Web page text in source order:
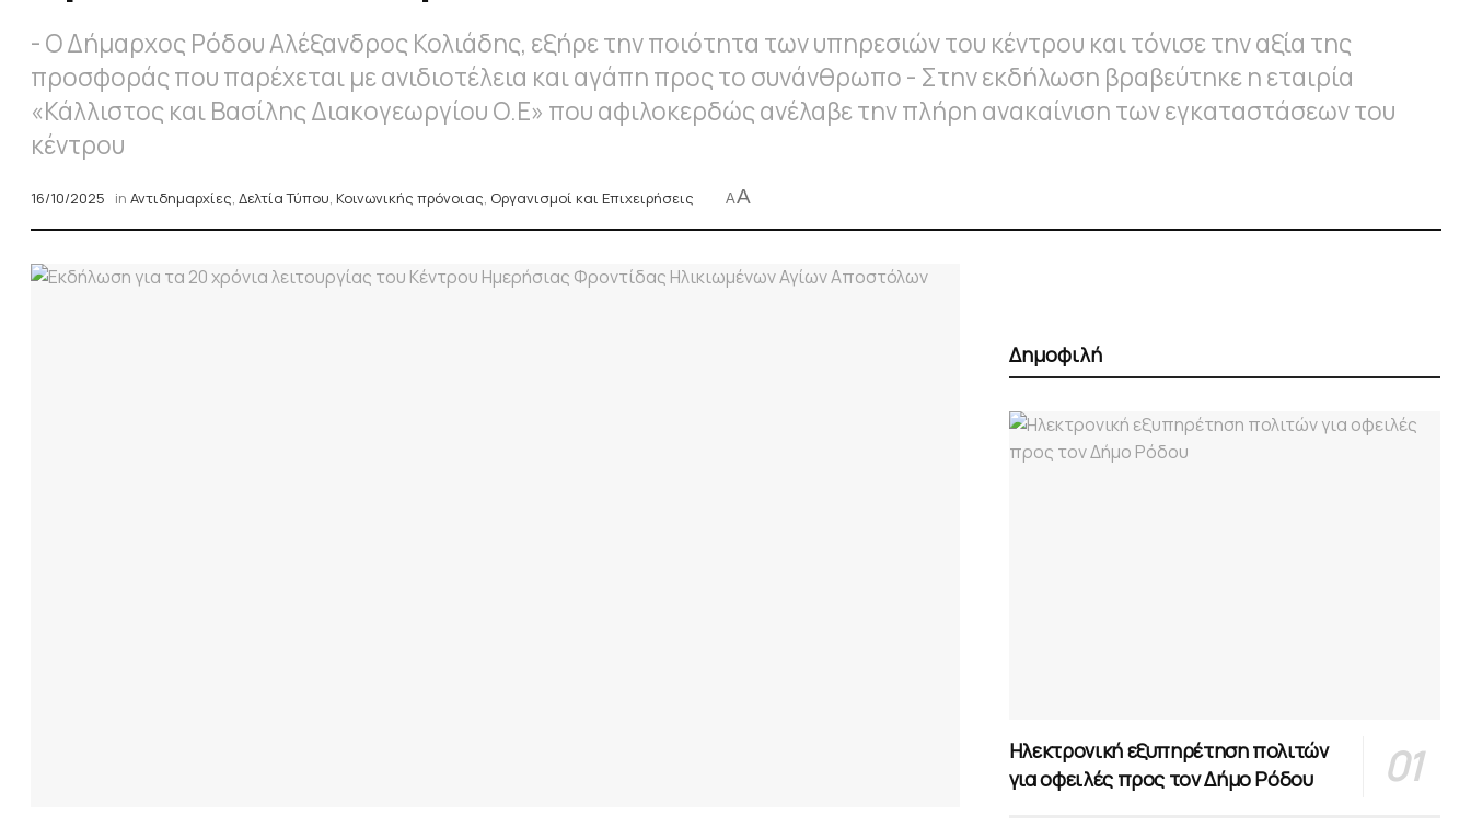
- Ο Δήμαρχος Ρόδου Αλέξανδρος Κολιάδης, εξήρε την ποιότητα των υπηρεσιών του κέντρου και τόνισε την αξία της
προσφοράς που παρέχεται με ανιδιοτέλεια και αγάπη προς το συνάνθρωπο - Στην εκδήλωση βραβεύτηκε η εταιρία
«Κάλλιστος και Βασίλης Διακογεωργίου Ο.Ε» που αφιλοκερδώς ανέλαβε την πλήρη ανακαίνιση των εγκαταστάσεων του
κέντρου
16/10/2025 in Αντιδημαρχίες Δελτία Τύπου Κοινωνικής πρόνοιας Οργανισμοί και Επιχειρήσεις AA
Δημοφιλή
Ηλεκτρονική εξυπηρέτηση πολιτών
για οφειλές προς τον Δήμο Ρόδου